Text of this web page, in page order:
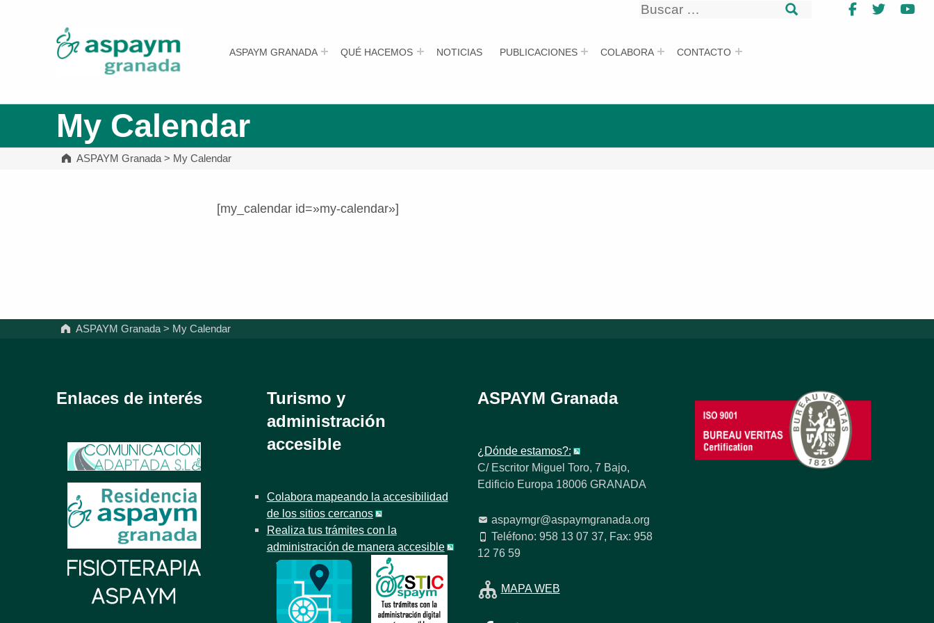
ASPAYM GRANADA QUÉ HACEMOS NOTICIAS PUBLICACIONES COLABORA CONTACTO
Buscar
Facebook
Twitter
My Calendar
ASPAYM Granada > My Calendar
[my_calendar id=»my-calendar»]
Volver a la navegación principal
ASPAYM Granada> My Calendar
Enlaces de interés
Turismo y
administración
accesible
Colabora mapeando la accesibilidad
de los sitios cercanos
Realiza tus trámites con la
administración de manera accesible
ASPAYM Granada
¿Dónde estamos?:
C/ Escritor Miguel Toro, 7 Bajo,
Edificio Europa 18006 GRANADA
aspaymgr@aspaymgranada.org
Teléfono: 958 13 07 37, Fax: 958
12 76 59
MAPA WEB